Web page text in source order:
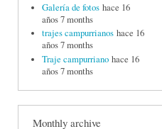
Galería de fotos hace 16
años 7 months
trajes campurrianos hace 16
años 7 months
Traje campurriano hace 16
años 7 months
Monthly archive